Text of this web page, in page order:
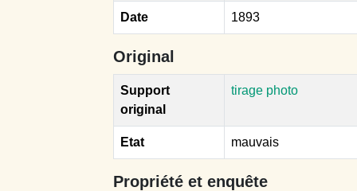
Date 1893
Original
Support
original
tirage photo
Etat mauvais
Propriété et enquête